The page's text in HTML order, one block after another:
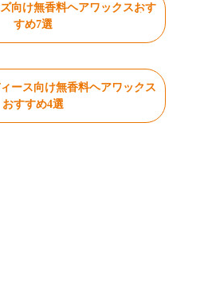
向け無香料ヘアワックスおす
すめ7選
ース向け無香料ヘアワックス
おすすめ4選